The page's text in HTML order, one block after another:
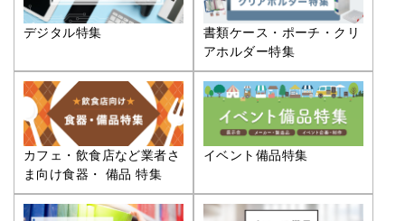
デジタル特集
書類ケース・ポーチ・クリ
アホルダー特集
カフェ・飲食店など業者さ
ま向け食器・ 備品 特集
イベント備品特集